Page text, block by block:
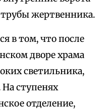
жертвенника.
в том, что после
дворе храма
светильника,
ступенях
отделение,